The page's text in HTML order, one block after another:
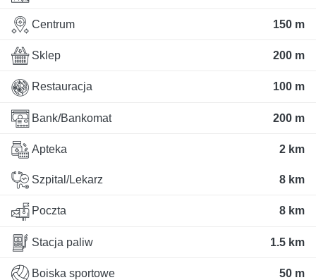
Centrum 150 m
Sklep 200 m
Restauracja 100 m
Bank/Bankomat 200 m
Apteka 2 km
Szpital/Lekarz 8 km
Poczta 8 km
Stacja paliw 1.5 km
Boiska sportowe 50 m